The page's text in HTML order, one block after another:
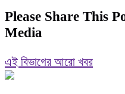
Please Share This
Media
এই বিভাগের আরো খবর